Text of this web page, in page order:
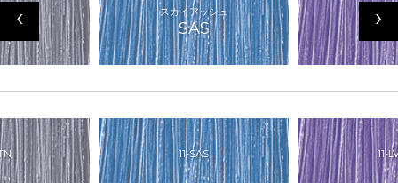
›
‹ スカイアッシュ
SAS
ラベ
11-SAS 11-